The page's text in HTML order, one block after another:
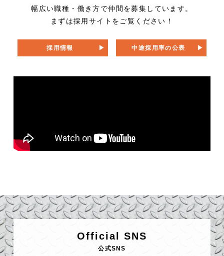
幅広い職種・働き方で仲間を募集しています。
まずは採用サイトをご覧ください！
採用情報 中途採用率の公表
Official SNS
公式SNS